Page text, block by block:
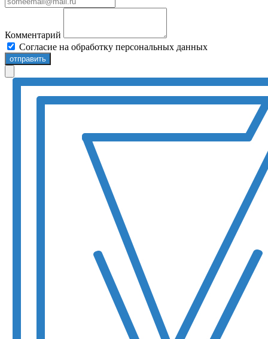
Комментарий
Согласие на обработку персональных данных
отправить